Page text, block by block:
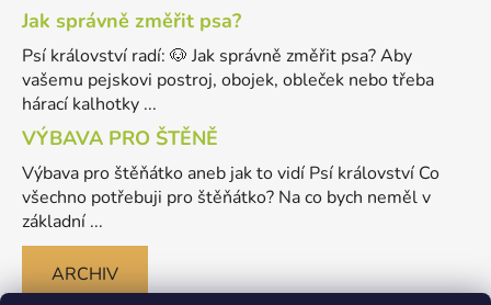
Jak správně změřit psa?
Psí království radí: 🐶 Jak správně změřit psa? Aby
vašemu pejskovi postroj, obojek, obleček nebo třeba
hárací kalhotky ...
VÝBAVA PRO ŠTĚNĚ
Výbava pro štěňátko aneb jak to vidí Psí království Co
všechno potřebuji pro štěňátko? Na co bych neměl v
základní ...
ARCHIV